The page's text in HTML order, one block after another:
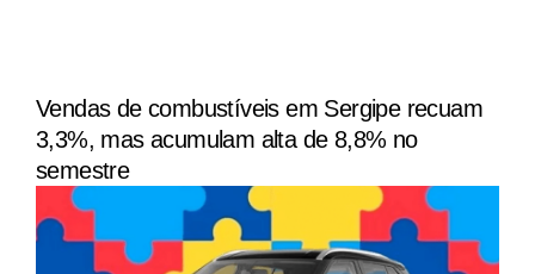
Vendas de combustíveis em Sergipe recuam
3,3%, mas acumulam alta de 8,8% no
semestre